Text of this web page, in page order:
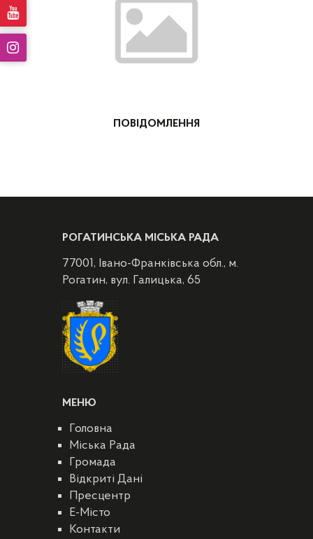
ПОВІДОМЛЕННЯ
РОГАТИНСЬКА МІСЬКА РАДА
77001, Івано-Франківська обл., м.
Рогатин, вул. Галицька, 65
МЕНЮ
Головна
Міська Рада
Громада
Відкриті Дані
Пресцентр
E-Місто
Контакти